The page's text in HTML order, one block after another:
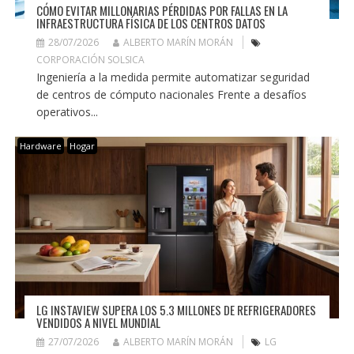
CÓMO EVITAR MILLONARIAS PÉRDIDAS POR FALLAS EN LA
INFRAESTRUCTURA FÍSICA DE LOS CENTROS DATOS
28/07/2026
ALBERTO MARÍN MORÁN
CORPORACIÓN SOLSICA
Ingeniería a la medida permite automatizar seguridad
de centros de cómputo nacionales Frente a desafíos
operativos...
Hardware Hogar
LG INSTAVIEW SUPERA LOS 5.3 MILLONES DE REFRIGERADORES
VENDIDOS A NIVEL MUNDIAL
27/07/2026 ALBERTO MARÍN MORÁN LG